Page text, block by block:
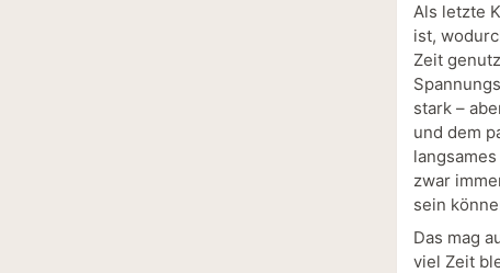
Als letzte
ist,
Zeit
stark –
und dem
zwar
sein
Das mag
viel Zeit